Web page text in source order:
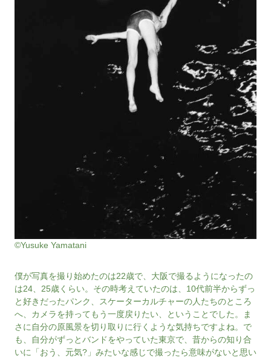
©Yusuke Yamatani
僕が写真を撮り始めたのは22歳で、大阪で撮るようになったの
は24、25歳くらい。その時考えていたのは、10代前半からずっ
と好きだったパンク、スケーターカルチャーの人たちのところ
へ、カメラを持ってもう一度戻りたい、ということでした。ま
さに自分の原風景を切り取りに行くような気持ちですよね。で
も、自分がずっとバンドをやっていた東京で、昔からの知り合
いに「おう、元気?」みたいな感じで撮ったら意味がないと思い